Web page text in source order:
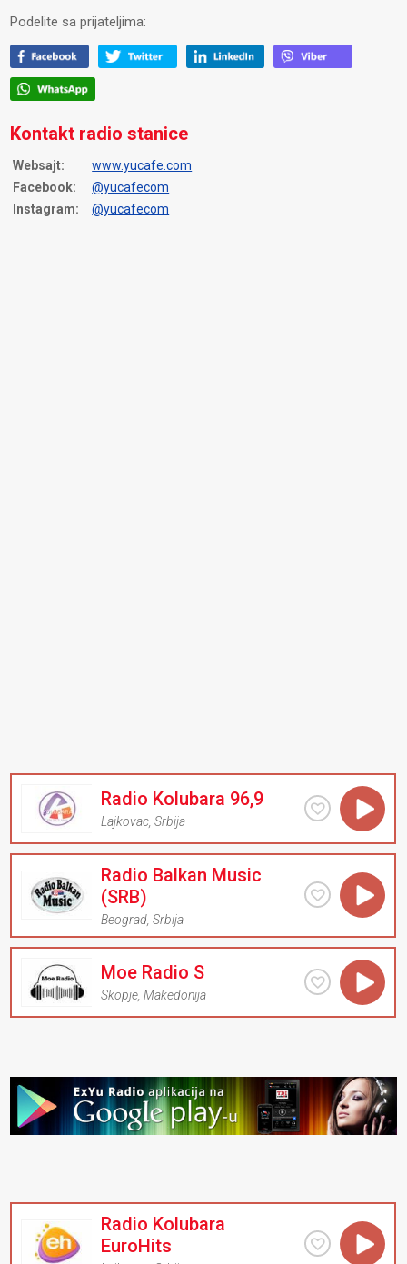
Podelite sa prijateljima:
Kontakt radio stanice
Websajt:
www.yucafe.com
Facebook:
@yucafecom
Instagram:
@yucafecom
Radio Kolubara 96,9
Lajkovac ,Srbija
Radio Balkan Music
(SRB)
Beograd ,Srbija
Moe Radio S
Skopje ,Makedonija
Radio Kolubara
EuroHits